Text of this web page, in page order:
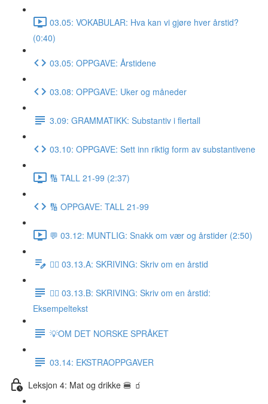
03.05: VOKABULAR: Hva kan vi gjøre hver årstid?
(0:40)
03.05: OPPGAVE: Årstidene
03.08: OPPGAVE: Uker og måneder
3.09: GRAMMATIKK: Substantiv i flertall
03.10: OPPGAVE: Sett inn riktig form av substantivene
🔢 TALL 21-99 (2:37)
🔢 OPPGAVE: TALL 21-99
💬 03.12: MUNTLIG: Snakk om vær og årstider (2:50)
✍🏼 03.13.A: SKRIVING: Skriv om en årstid
✍🏼 03.13.B: SKRIVING: Skriv om en årstid:
Eksempeltekst
💡OM DET NORSKE SPRÅKET
03.14: EKSTRAOPPGAVER
Leksjon 4: Mat og drikke 🍔 🧃